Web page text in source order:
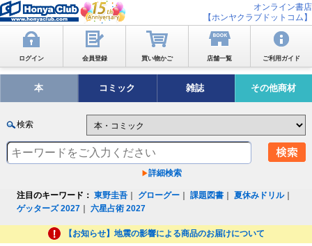
オンライン書店
【ホンヤクラブドットコム】
ログイン 会員登録 買い物かご 店舗一覧 ご利用ガイド
本 コミック 雑誌 その他商材
検索
詳細検索
注目のキーワード： 東野圭吾 グローグー ｜課題図書 ｜夏休みドリル｜
ゲッターズ 2027 ｜六星占術 2027
【お知らせ】地震の影響による商品のお届けについて